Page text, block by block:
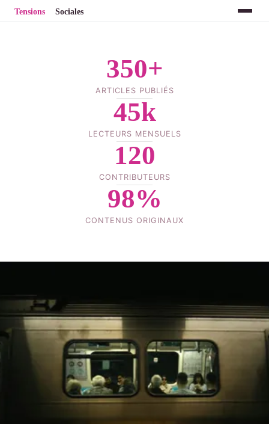
350+
ARTICLES PUBLIÉS
45k
LECTEURS MENSUELS
120
CONTRIBUTEURS
98%
CONTENUS ORIGINAUX